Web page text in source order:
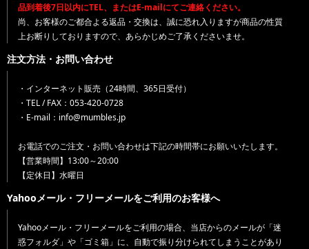
品到着後7日以内にTEL、またはE-mailにてご連絡ください。
尚、お客様のご都合よる返品・交換は、誠に恐れ入りますが商品の性質
上お断りしておりますので、あらかじめご了承くださいませ。
注文方法・お問い合わせ
・インターネット販売（24時間、365日受付）
・TEL / FAX：053-420-0728
・E-mail：info@mumbles.jp
お電話でのご注文・お問い合わせは下記の時間帯にお願いいたします。
【営業時間】13:00～20:00
【定休日】水曜日
Yahooメール・フリーメールをご利用のお客様へ
Yahooメール・フリーメールをご利用の場合、当店からのメールが「迷
惑フォルダ」や「ゴミ箱」に、自動で振り分けられてしまうことがあり